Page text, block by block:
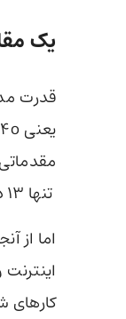
یک
تنها 13 درصد از سوالات را درست حل کرده بود!!